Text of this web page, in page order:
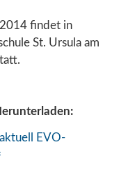
2014 findet in
St. Ursula am
EVO-